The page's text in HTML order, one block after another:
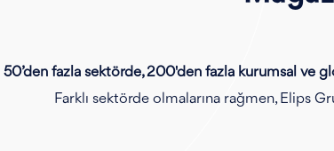
50’den fazla sektörde, 200'den fazla kurumsal ve
Farklı sektörde olmalarına rağmen, Elips